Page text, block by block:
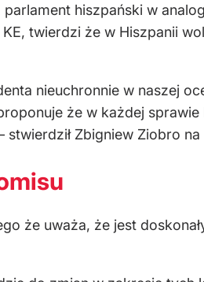
hiszpański w
twierdzi że w Hiszpanii
nieuchronnie w naszej
że w każdej
stwierdził Zbigniew Ziobro
że uważa, że jest